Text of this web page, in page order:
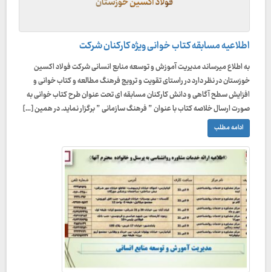
اطلاعیه مسابقه کتاب خوانی ویژه کارکنان شرکت
به اطلاع میرساند مدیریت آموزش و توسعه منابع انسانی شرکت فولاد اکسین
خوزستان در نظر دارد در راستای تقویت و ترویج فرهنگ مطالعه و کتاب خوانی و
افزایش سطح آگاهی و دانش کارکنان مسابقه ای تحت عنوان طرح کتاب خوانی به
صورت ارسال خلاصه کتاب با عنوان ” فرهنگ سازمانی ” برگزار نماید. در همین […]
ادامه مطلب